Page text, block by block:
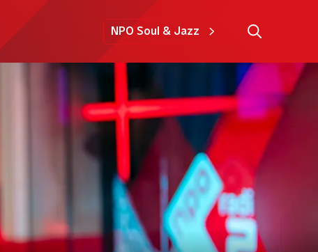
NPO Soul & Jazz